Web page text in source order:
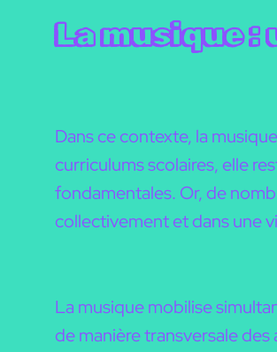
La musique
Dans ce contexte, la
curriculums scolaires, elle
fondamentales. Or, de
collectivement et dans une
La musique mobilise
de manière transversale